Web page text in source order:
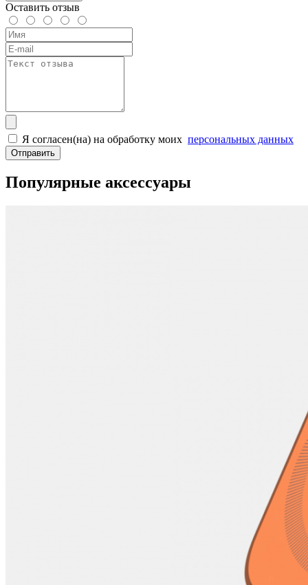
Оставить отзыв
Я согласен(на) на обработку моих персональных данных
Отправить
Популярные аксессуары